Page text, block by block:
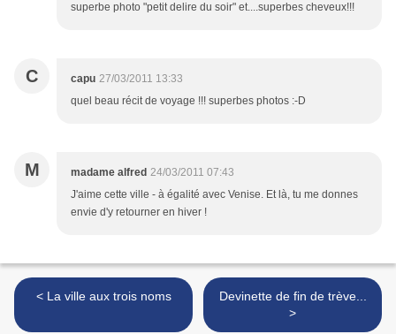
superbe photo "petit delire du soir" et....superbes cheveux!!!
C capu 27/03/2011 13:33
quel beau récit de voyage !!! superbes photos :-D
M madame alfred 24/03/2011 07:43
J'aime cette ville - à égalité avec Venise. Et là, tu me donnes
envie d'y retourner en hiver !
< La ville aux trois noms
Devinette de fin de trève...
>